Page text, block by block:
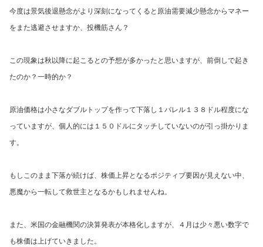
今度は景気後退懸念がより深刻になってくると原油需要減少懸念からマネー
をまた逃避させますか、投機筋さん？
この現象は秋以降に起こるとの予想が多かったと思いますが、前倒しで起き
たのか？一時的か？
原油価格は小さなダブルトップを作って下落し１バレル１３８ドル程度にな
っていますが、個人的には１５０ドルにタッチしていないのが引っ掛かりま
す。
もしこのまま下落が続けば、株価上昇となるポジティブ要因が見えない中、
悪魔から一転して救世主となるかもしれませんね。
また、米国の金融機関の決算発表が本格化しますが、４月は少々悪い数字で
も株価は上げていきました。